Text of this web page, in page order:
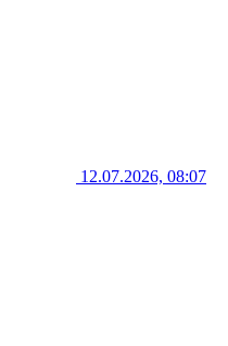
12.07.2026, 08:07